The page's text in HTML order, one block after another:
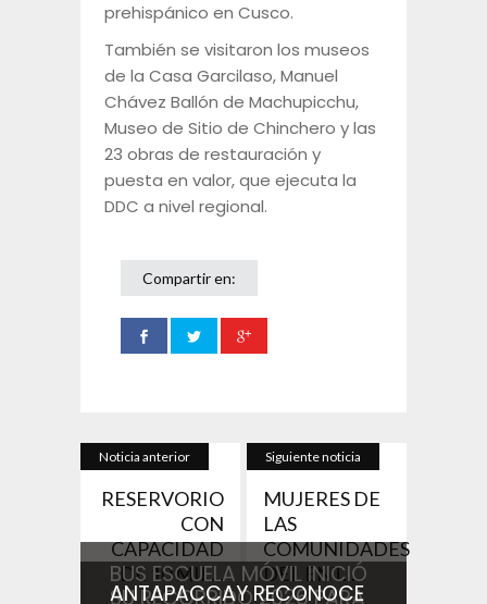
prehispánico en Cusco.
También se visitaron los museos
de la Casa Garcilaso, Manuel
Chávez Ballón de Machupicchu,
Museo de Sitio de Chinchero y las
23 obras de restauración y
puesta en valor, que ejecuta la
DDC a nivel regional.
Compartir en:
Noticia anterior
RESERVORIO
CON
CAPACIDAD
DE 10 MIL...
Siguiente noticia
MUJERES DE
LAS
COMUNIDADES
DEL ENT...
BUS ESCUELA MÓVIL INICIÓ
ANTAPACCAY RECONOCE